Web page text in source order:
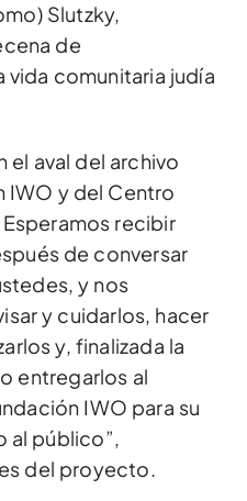
Slutzky,
de
comunitaria judía
el aval del archivo
IWO y del Centro
recibir
de conversar
y nos
y cuidarlos, hacer
y, finalizada la
entregarlos al
IWO para su
al público”,
del proyecto.